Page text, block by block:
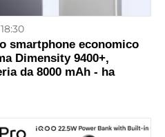
smartphone economico
Dimensity 9400+,
da 8000 mAh - ha